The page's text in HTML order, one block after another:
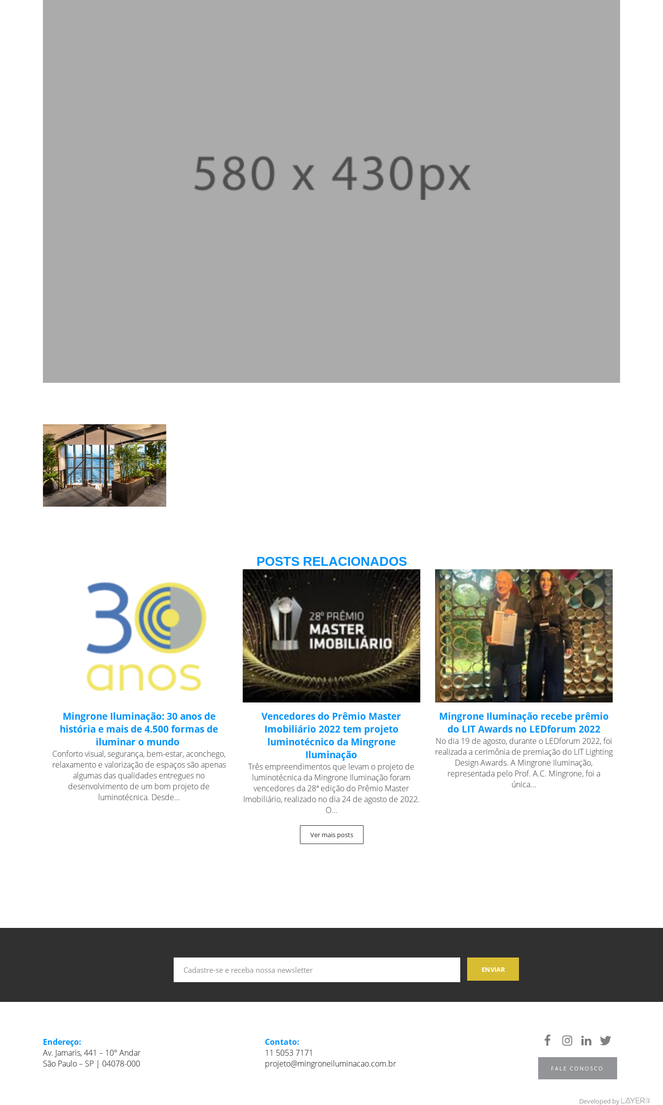
POSTS RELACIONADOS
Mingrone Iluminação: 30 anos de
história e mais de 4.500 formas de
iluminar o mundo
Conforto visual, segurança, bem-estar, aconchego,
relaxamento e valorização de espaços são apenas
algumas das qualidades entregues no
desenvolvimento de um bom projeto de
luminotécnica. Desde...
Vencedores do Prêmio Master
Imobiliário 2022 tem projeto
luminotécnico da Mingrone
Iluminação
Três empreendimentos que levam o projeto de
luminotécnica da Mingrone Iluminação foram
vencedores da 28ª edição do Prêmio Master
Imobiliário, realizado no dia 24 de agosto de 2022.
O...
Mingrone Iluminação recebe prêmio
do LIT Awards no LEDforum 2022
No dia 19 de agosto, durante o LEDforum 2022, foi
realizada a cerimônia de premiação do LIT Lighting
Design Awards. A Mingrone Iluminação,
representada pelo Prof. A.C. Mingrone, foi a
única...
Ver mais posts
Endereço:
Av. Jamaris, 441 – 10° Andar
São Paulo – SP | 04078-000
Contato:
11 5053 7171
projeto@mingroneiluminacao.com.br
FALE CONOSCO
Developed by